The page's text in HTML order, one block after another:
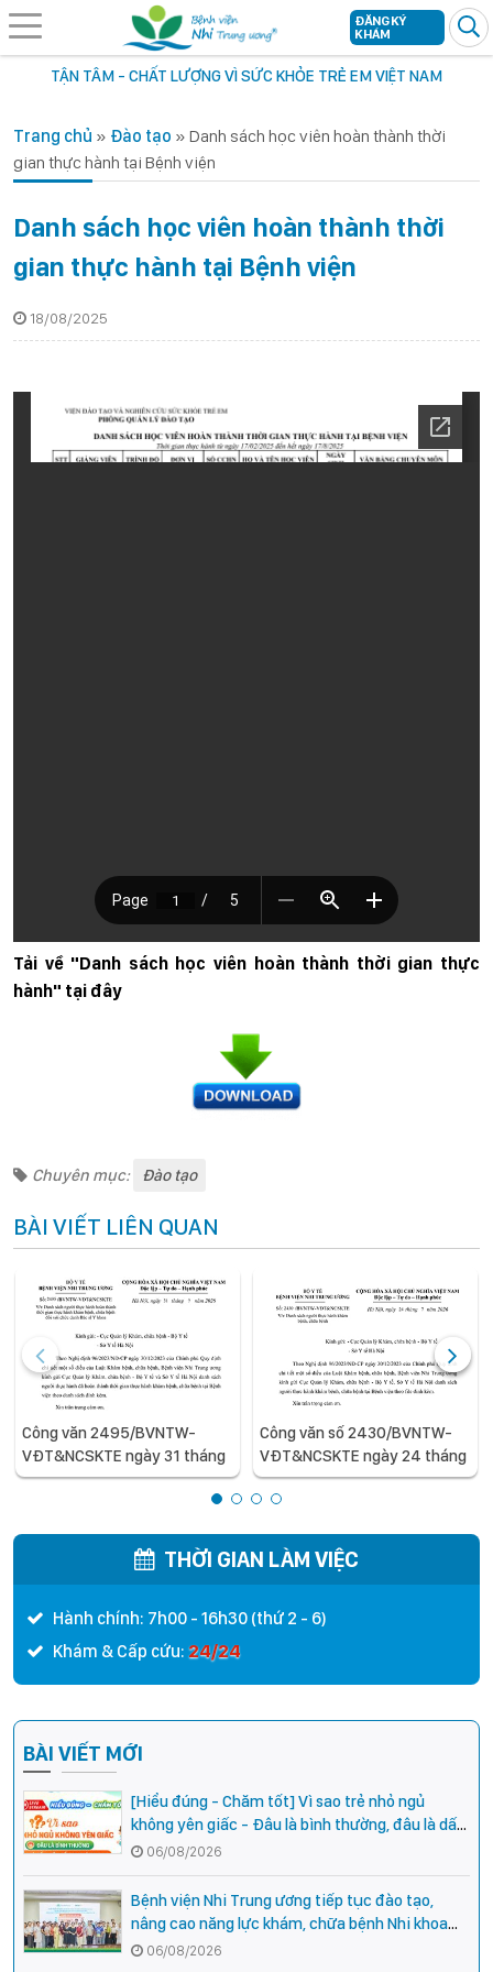
TẬN TÂM - CHẤT LƯỢNG VÌ SỨC KHỎE TRẺ EM VIỆT NAM
ĐĂNG KÝ
KHÁM
Trang chủ » Đào tạo » Danh sách học viên hoàn thành thời
gian thực hành tại Bệnh viện
Danh sách học viên hoàn thành thời
gian thực hành tại Bệnh viện
18/08/2025
Tải về "Danh sách học viên hoàn thành thời gian thực
hành" tại đây
Chuyên mục: Đào tạo
BÀI VIẾT LIÊN QUAN
Công văn 2495/BVNTW-
VĐT&NCSKTE ngày 31 tháng
7 năm 2026 V/v Danh sách
người thực hành hoàn thành
bệnh, chữa bệnh đối với chức
danh Bác sĩ Y khoa
Công văn số 2430/BVNTW-
VĐT&NCSKTE ngày 24 tháng
7 năm 2026 V/v Danh sách
người thực hành khám bệnh,
THỜI GIAN LÀM VIỆC
Hành chính: 7h00 - 16h30 (thứ 2 - 6)
Khám & Cấp cứu: 24/24
BÀI VIẾT MỚI
[Hiểu đúng - Chăm tốt] Vì sao trẻ nhỏ ngủ
không yên giấc - Đâu là bình thường, đâu là dấu
hiệu cần đi khám ngay?
06/08/2026
Bệnh viện Nhi Trung ương tiếp tục đào tạo,
nâng cao năng lực khám, chữa bệnh Nhi khoa
cho cán bộ y tế tại các tỉnh miền núi phía Bắc
06/08/2026